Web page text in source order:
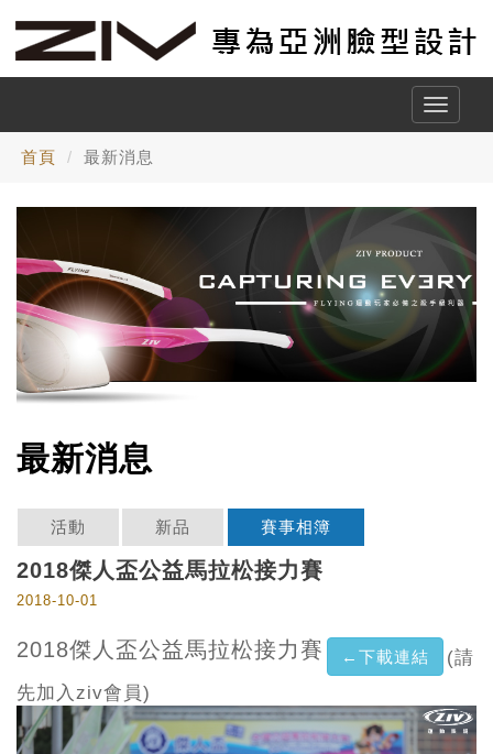
Toggle
首頁 最新消息
最新消息
活動 新品 賽事相簿
2018傑人盃公益馬拉松接力賽
2018-10-01
2018傑人盃公益馬拉松接力賽 ←下載連結
(請
先加入ziv會員)